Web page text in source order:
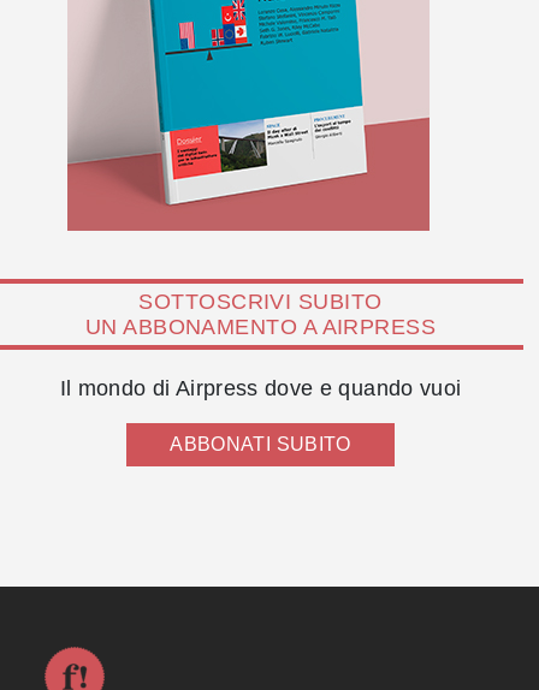
SOTTOSCRIVI SUBITO
UN ABBONAMENTO A AIRPRESS
Il mondo di Airpress dove e quando vuoi
ABBONATI SUBITO